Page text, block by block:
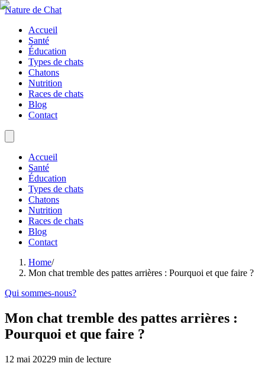
Nature de Chat
Accueil
Santé
Éducation
Types de chats
Chatons
Nutrition
Races de chats
Blog
Contact
Accueil
Santé
Éducation
Types de chats
Chatons
Nutrition
Races de chats
Blog
Contact
Home/
Mon chat tremble des pattes arrières : Pourquoi et que faire ?
Qui sommes-nous?
Mon chat tremble des pattes arrières :
Pourquoi et que faire ?
12 mai 20229 min de lecture